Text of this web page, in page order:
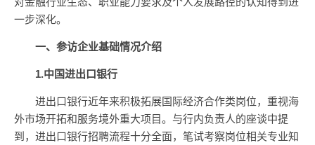
一步深化。
一、参访企业基础情况介绍
1.中国进出口银行
进出口银行近年来积极拓展国际经济合作类岗位，重视海
外市场开拓和服务境外重大项目。与行内负责人的座谈中提
到，进出口银行招聘流程十分全面，笔试考察岗位相关专业知